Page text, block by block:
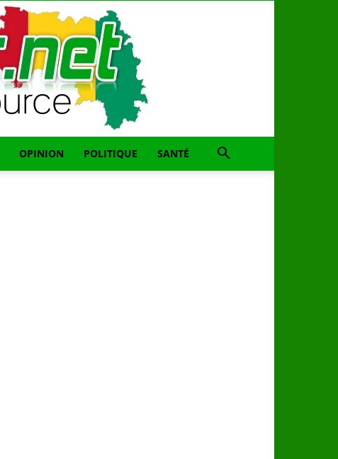
OPINION POLITIQUE SANTÉ